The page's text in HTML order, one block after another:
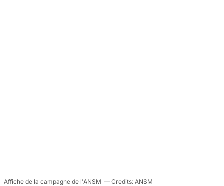
Affiche de la campagne de l'ANSM ANSM